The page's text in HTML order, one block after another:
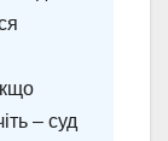
– суд